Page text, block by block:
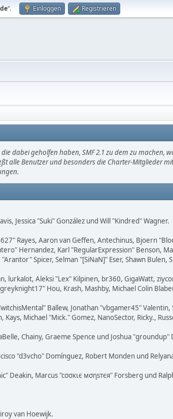
“. Einloggen Registrieren
dabei geholfen haben, SMF 2.1 zu dem zu
alle Benutzer und besonders die Charter-Mitglieder
Jessica "Suki" González und Will "Kindred" Wagner.
Rayes, Aaron van Geffen, Antechinus, Bjoern
Hernandez, Karl "RegularExpression"
Spicer, Selman "[SiNaN]" Eser, Shawn
lurkalot, Aleksi "Lex" Kilpinen, br360, GigaWatt,
Hou, Krash, Mashby, Michael Colin
Ballew, Jonathan "vbgamer45"
Kays, Michael "Mick." Gomez, NanoSector, Ricky.,
Chainy, Graeme Spence und Joshua "groundup"
"d3vcho" Domínguez, Robert Monden und
Deakin, Marcus "cσσкιє мσηѕтєя" Forsberg und
van Hoewijk.